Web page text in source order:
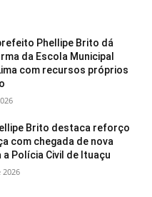
Phellipe Brito dá
da Escola Municipal
com recursos próprios
Brito destaca reforço
com chegada de nova
Polícia Civil de Ituaçu